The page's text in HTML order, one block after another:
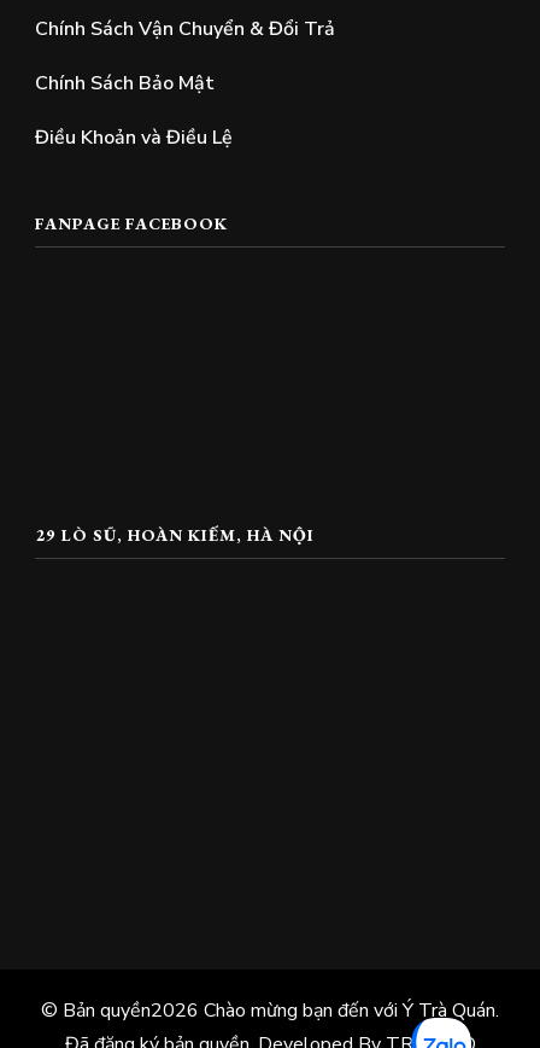
Chính Sách Vận Chuyển & Đổi Trả
Chính Sách Bảo Mật
Điều Khoản và Điều Lệ
FANPAGE FACEBOOK
29 LÒ SŨ, HOÀN KIẾM, HÀ NỘI
© Bản quyền2026 Chào mừng bạn đến với Ý Trà Quán.